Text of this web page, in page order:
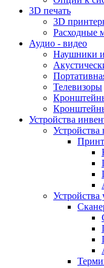
3D печать
3D
Расходные
Аудио - видео
Наушники
Телевизоры
Устройства
Устройства